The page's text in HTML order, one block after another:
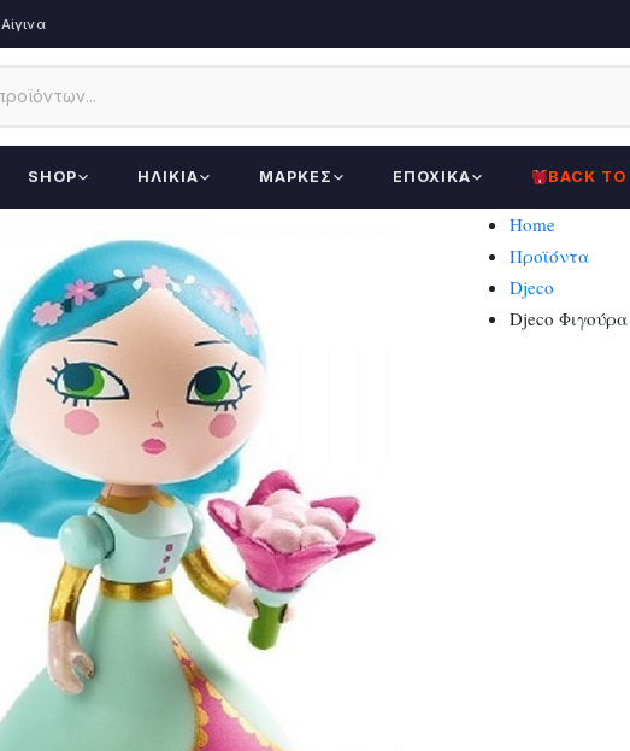
Αίγινα
SHOP ΗΛΙΚΊΑ ΜΆΡΚΕΣ ΕΠΟΧΙΚΆ BACK
Home
Προϊόντα
Djeco
Djeco